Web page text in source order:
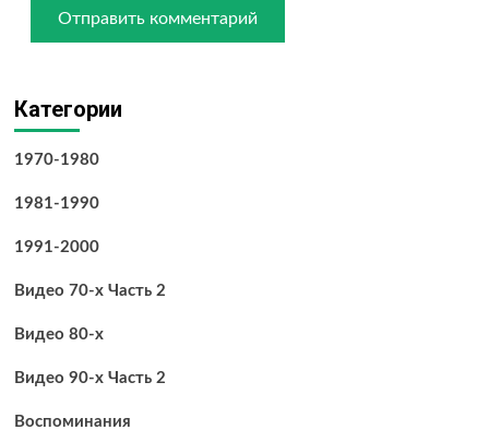
Категории
1970-1980
1981-1990
1991-2000
Видео 70-х Часть 2
Видео 80-х
Видео 90-х Часть 2
Воспоминания